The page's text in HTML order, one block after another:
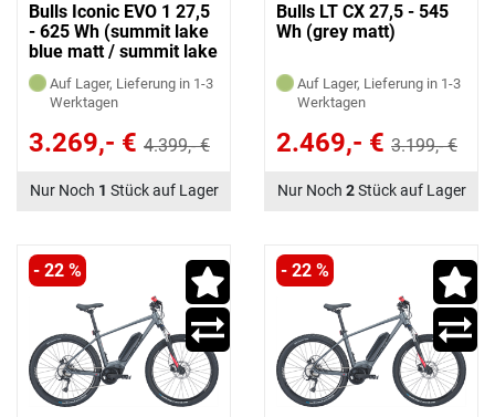
Bulls Iconic EVO 1 27,5
- 625 Wh (summit lake
blue matt / summit lake
blue)
Auf Lager, Lieferung in 1-3
Werktagen
3.269,- € 4.399,- €
Nur Noch 1 Stück auf Lager
Bulls LT CX 27,5 - 545
Wh (grey matt)
Auf Lager, Lieferung in 1-3
Werktagen
2.469,- € 3.199,- €
Nur Noch 2Stück auf Lager
- 22 % - 22 %